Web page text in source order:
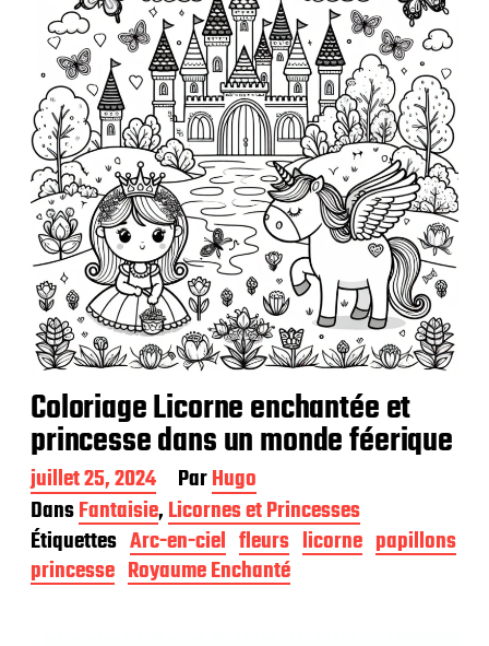
Coloriage Licorne enchantée et
princesse dans un monde féerique
D
a
t
e
d
e
juillet 25, 2024 ParHugo
DansFantaisie,Licornes et Princesses
Étiquettes Arc-en-ciel fleurs licorne papillons
princesse Royaume Enchanté